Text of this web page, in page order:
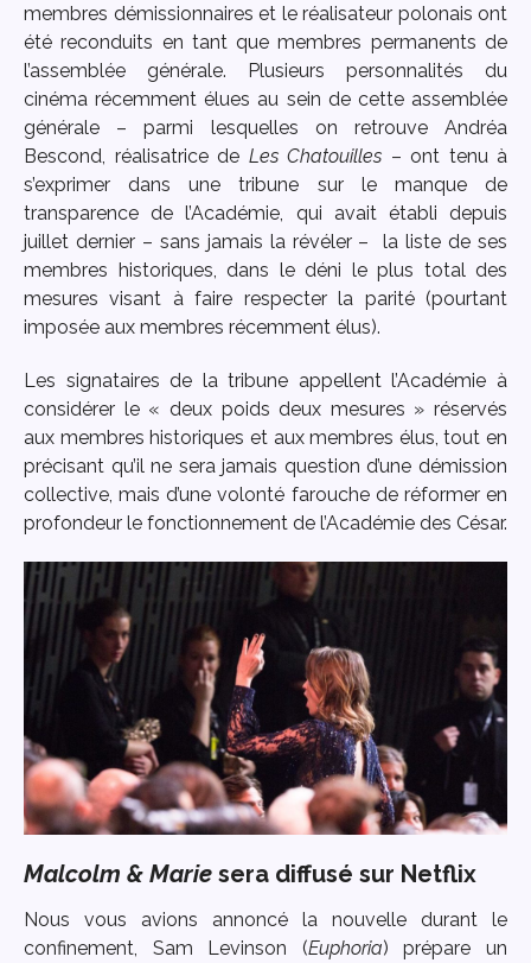
membres démissionnaires et le réalisateur polonais ont
été reconduits en tant que membres permanents de
l’assemblée générale. Plusieurs personnalités du
cinéma récemment élues au sein de cette assemblée
générale – parmi lesquelles on retrouve Andréa
Bescond, réalisatrice de Les Chatouilles – ont tenu à
s’exprimer dans une tribune sur le manque de
transparence de l’Académie, qui avait établi depuis
juillet dernier – sans jamais la révéler – la liste de ses
membres historiques, dans le déni le plus total des
mesures visant à faire respecter la parité (pourtant
imposée aux membres récemment élus).
Les signataires de la tribune appellent l’Académie à
considérer le « deux poids deux mesures » réservés
aux membres historiques et aux membres élus, tout en
précisant qu’il ne sera jamais question d’une démission
collective, mais d’une volonté farouche de réformer en
profondeur le fonctionnement de l’Académie des César.
Malcolm & Marie sera diffusé sur Netflix
Nous vous avions annoncé la nouvelle durant le
confinement, Sam Levinson (Euphoria) prépare un